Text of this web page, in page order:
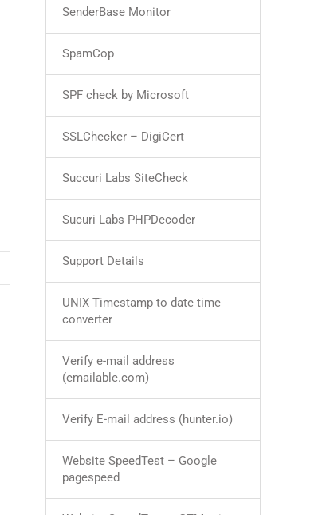
SenderBase Monitor
SpamCop
SPF check by Microsoft
SSLChecker – DigiCert
Succuri Labs SiteCheck
Sucuri Labs PHPDecoder
Support Details
UNIX Timestamp to date time
converter
Verify e-mail address
(emailable.com)
Verify E-mail address (hunter.io)
Website SpeedTest – Google
pagespeed